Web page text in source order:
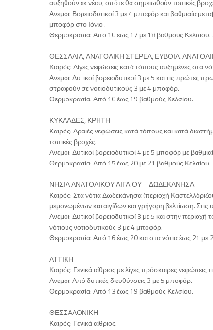
αυξηθούν εκ νέου, οπότε θα σημειωθούν τοπικές
Ανεμοι: Βορειοδυτικοί 3 με 4 μποφόρ και βαθμιαία
μποφόρ στο Ιόνιο .
Θερμοκρασία: Από 10 έως 17 με 18 βαθμούς Κελσίου.
ΘΕΣΣΑΛΙΑ, ΑΝΑΤΟΛΙΚΗ ΣΤΕΡΕΑ, ΕΥΒΟΙΑ,
Καιρός: Λίγες νεφώσεις κατά τόπους αυξημένες στα
Ανεμοι: Δυτικοί βορειοδυτικοί 3 με 5 και τις
στραφούν σε νοτιοδυτικούς 3 με 4 μποφόρ.
Θερμοκρασία: Από 10 έως 19 βαθμούς Κελσίου.
ΚΥΚΛΑΔΕΣ, ΚΡΗΤΗ
Καιρός: Αραιές νεφώσεις κατά τόπους και κατά
τοπικές βροχές.
Ανεμοι: Δυτικοί βορειοδυτικοί 4 με 5 μποφόρ με
Θερμοκρασία: Από 15 έως 20 με 21 βαθμούς Κελσίου.
ΝΗΣΙΑ ΑΝΑΤΟΛΙΚΟΥ ΑΙΓΑΙΟΥ – ΔΩΔΕΚΑΝΗΣΑ
Καιρός: Στα νότια Δωδεκάνησα (περιοχή
μεμονωμένων καταιγίδων και γρήγορη βελτίωση. Στις
Ανεμοι: Δυτικοί βορειοδυτικοί 3 με 5 και στην
νότιους νοτιοδυτικούς 3 με 4 μποφόρ.
Θερμοκρασία: Από 16 έως 20 και στα νότια έως 21 με
ΑΤΤΙΚΗ
Καιρός: Γενικά αίθριος με λίγες πρόσκαιρες νεφώσεις
Ανεμοι: Από δυτικές διευθύνσεις 3 με 5 μποφόρ.
Θερμοκρασία: Από 13 έως 19 βαθμούς Κελσίου.
ΘΕΣΣΑΛΟΝΙΚΗ
Καιρός: Γενικά αίθριος.